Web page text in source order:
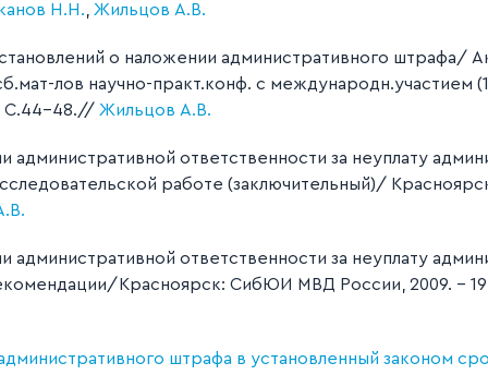
Н.Н. Жильцов А.В.
о наложении административного штрафа/
лов научно-практ.конф. с международн.участием
С.44-48.// Жильцов А.В.
административной ответственности за неуплату
работе (заключительный)/
административной ответственности за неуплату
Красноярск: СибЮИ МВД России, 2009. –
штрафа в установленный законом